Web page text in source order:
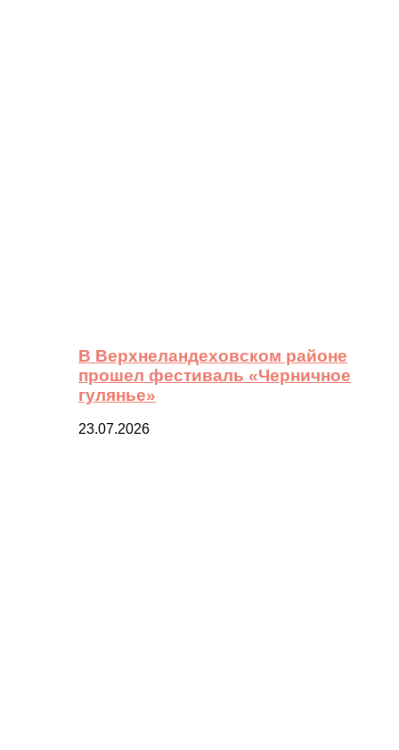
В Верхнеландеховском районе
прошел фестиваль «Черничное
гулянье»
23.07.2026